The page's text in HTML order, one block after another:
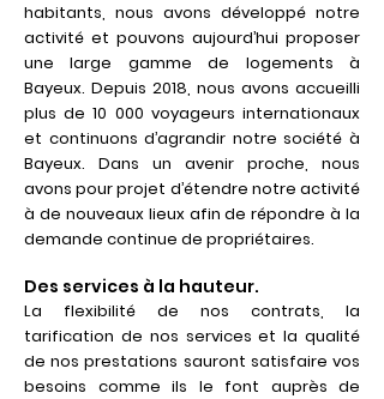
habitants, nous avons développé notre
activité et pouvons aujourd’hui proposer
une large gamme de logements à
Bayeux. Depuis 2018, nous avons accueilli
plus de 10 000 voyageurs internationaux
et continuons d’agrandir notre société à
Bayeux. Dans un avenir proche, nous
avons pour projet d’étendre notre activité
à de nouveaux lieux afin de répondre à la
demande continue de propriétaires.
Des services à la hauteur.
La flexibilité de nos contrats, la
tarification de nos services et la qualité
de nos prestations sauront satisfaire vos
besoins comme ils le font auprès de